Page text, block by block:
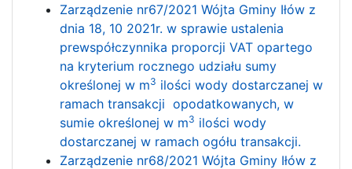
Zarządzenie nr67/2021 Wójta Gminy Iłów z
dnia 18, 10 2021r. w sprawie ustalenia
prewspółczynnika proporcji VAT opartego
na kryterium rocznego udziału sumy
określonej w m3 ilości wody dostarczanej w
ramach transakcji opodatkowanych, w
sumie określonej w m3 ilości wody
dostarczanej w ramach ogółu transakcji.
Zarządzenie nr68/2021 Wójta Gminy Iłów z